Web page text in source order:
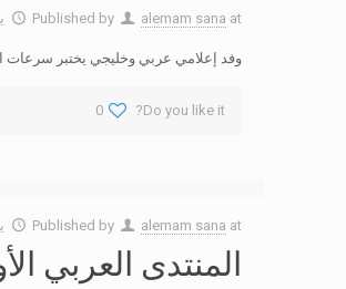
Published by alemam sana at
وفد إعلامي عربي وخليجي يختبر سرعات
Do you like it?
0
Published by alemam sana at
المنتدى العربي